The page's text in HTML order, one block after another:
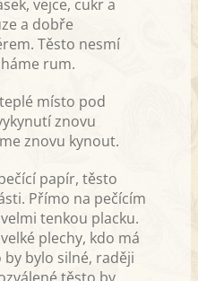
vejce, cukr a
a dobře
Těsto nesmí
rum.
místo pod
znovu
znovu kynout.
papír, těsto
Přímo na pečícím
tenkou placku.
plechy, kdo má
bylo silné, raději